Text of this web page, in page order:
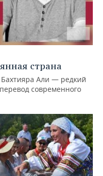
страна
Бахтияра Али — редкий
современного